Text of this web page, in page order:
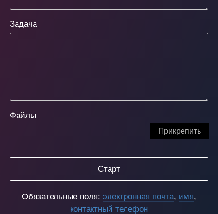
Задача
Файлы
Прикрепить
Старт
Обязательные поля: электронная почта, имя,
контактный телефон